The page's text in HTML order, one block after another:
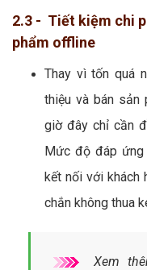
2.3 - Tiết kiệm chi
phẩm offline
Thay vì tốn quá
thiệu và bán sản
giờ đây chỉ cần
Mức độ đáp ứng
kết nối với khách
chắn không thua
Xem